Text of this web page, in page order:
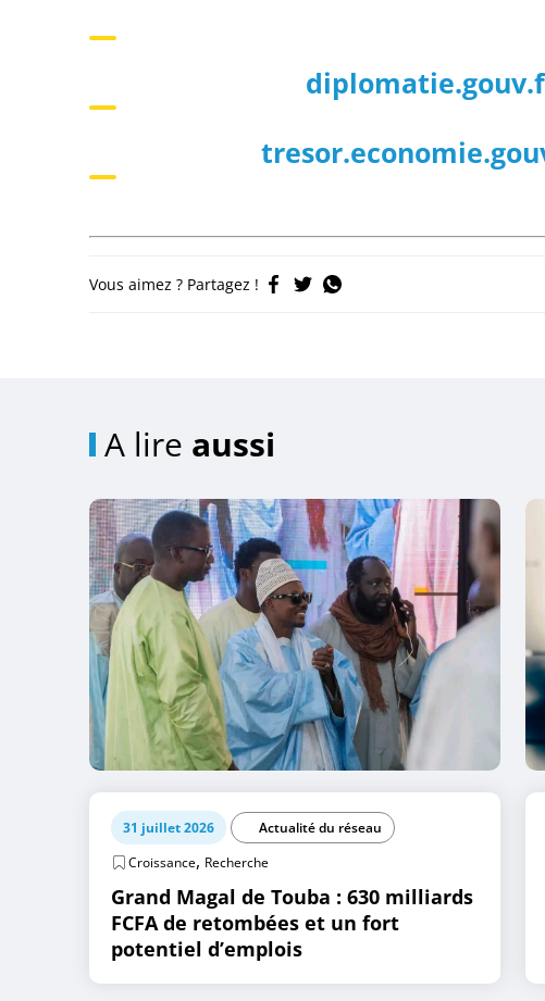
Vous aimez ? Partagez !
A lire aussi
31 juillet 2026
Actualité du réseau
Croissance, Recherche
Grand Magal de Touba : 630 milliards
FCFA de retombées et un fort
potentiel d’emplois